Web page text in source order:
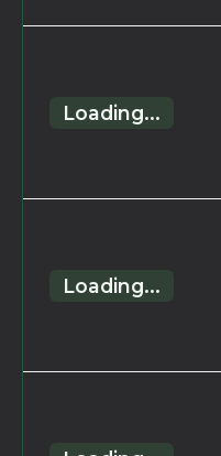
Loading...
Loading...